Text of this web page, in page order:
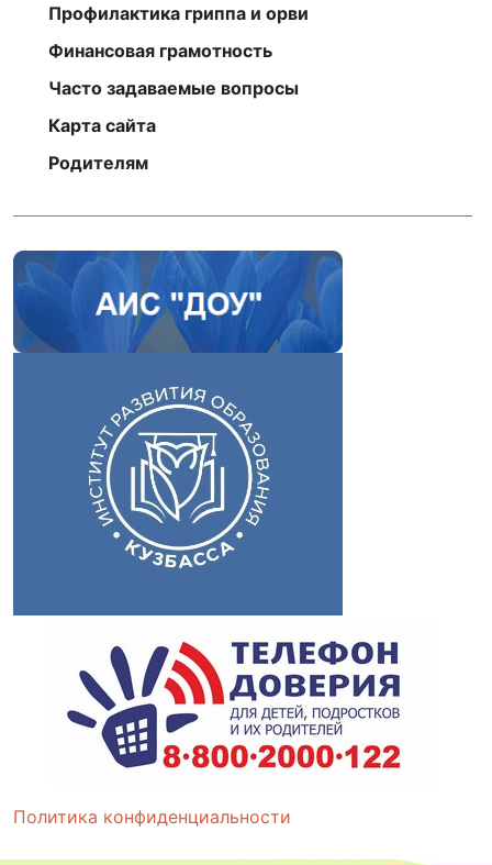
https://youtu.be/YXBIshvRM0o;
https://youtu.be/hvs-dcYAEaY;
https://youtu.be/ZDhcVchMY_с;
https://youtu.be/O5s7vJBeapI;
https://youtu.be/fGZ652Iyq1c;
https://youtu.be/P8KmQBb2tWc;
https://youtu.be/SxuSheXlNLM;
https://youtu.be/q2NW2HuX2P8;
cRk-c;
Профилактика гриппа и орви
Финансовая грамотность
Часто задаваемые вопросы
Карта сайта
Родителям
Политика конфиденциальности